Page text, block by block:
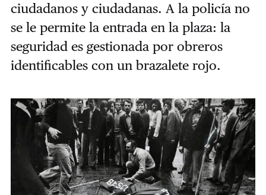
ciudadanos y ciudadanas. A la policía no
se le permite la entrada en la plaza: la
seguridad es gestionada por obreros
identificables con un brazalete rojo.